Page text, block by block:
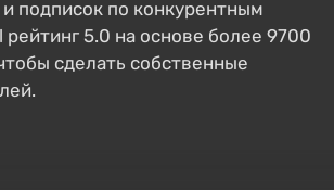
подписок по конкурентным
5.0 на основе более 9700
сделать собственные